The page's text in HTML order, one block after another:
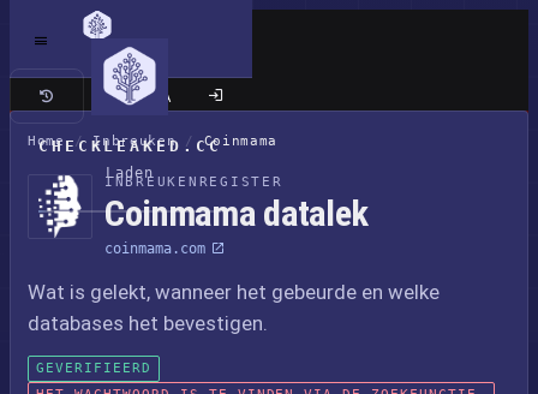
CHECKLEAKED.CC
Laden
Klassieke site
Home / Inbreuken / Coinmama
INBREUKENREGISTER
Coinmama datalek
coinmama.com
Wat is gelekt, wanneer het gebeurde en welke
databases het bevestigen.
GEVERIFIEERD